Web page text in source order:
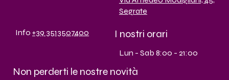
I nostri orari
Lun - Sab 8:00 - 21:00
Info+39 3513507400
Segrate
Non perderti le nostre novità